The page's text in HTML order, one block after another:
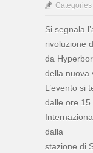
Categories
Si segnala
rivoluzione
da
della nuova
L’evento si
dalle ore 15
dalla
stazione di